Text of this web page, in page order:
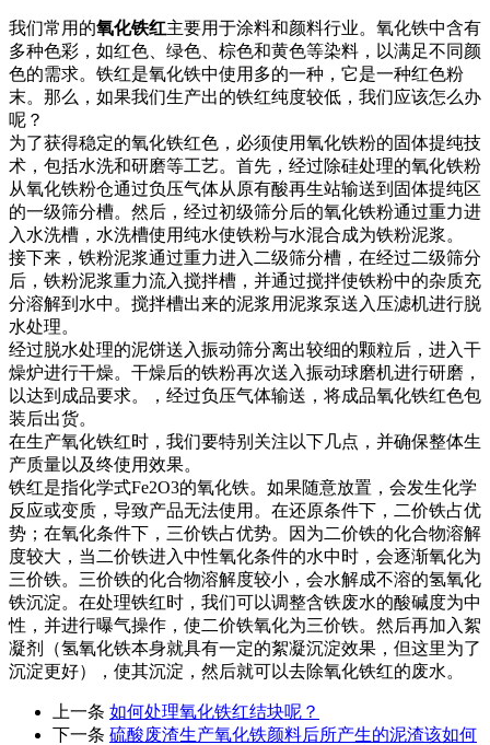
我们常用的氧化铁红主要用于涂料和颜料行业。氧化铁中含有
多种色彩，如红色、绿色、棕色和黄色等染料，以满足不同颜
色的需求。铁红是氧化铁中使用多的一种，它是一种红色粉
末。那么，如果我们生产出的铁红纯度较低，我们应该怎么办
呢？
为了获得稳定的氧化铁红色，必须使用氧化铁粉的固体提纯技
术，包括水洗和研磨等工艺。首先，经过除硅处理的氧化铁粉
从氧化铁粉仓通过负压气体从原有酸再生站输送到固体提纯区
的一级筛分槽。然后，经过初级筛分后的氧化铁粉通过重力进
入水洗槽，水洗槽使用纯水使铁粉与水混合成为铁粉泥浆。
接下来，铁粉泥浆通过重力进入二级筛分槽，在经过二级筛分
后，铁粉泥浆重力流入搅拌槽，并通过搅拌使铁粉中的杂质充
分溶解到水中。搅拌槽出来的泥浆用泥浆泵送入压滤机进行脱
水处理。
经过脱水处理的泥饼送入振动筛分离出较细的颗粒后，进入干
燥炉进行干燥。干燥后的铁粉再次送入振动球磨机进行研磨，
以达到成品要求。，经过负压气体输送，将成品氧化铁红色包
装后出货。
在生产氧化铁红时，我们要特别关注以下几点，并确保整体生
产质量以及终使用效果。
铁红是指化学式Fe2O3的氧化铁。如果随意放置，会发生化学
反应或变质，导致产品无法使用。在还原条件下，二价铁占优
势；在氧化条件下，三价铁占优势。因为二价铁的化合物溶解
度较大，当二价铁进入中性氧化条件的水中时，会逐渐氧化为
三价铁。三价铁的化合物溶解度较小，会水解成不溶的氢氧化
铁沉淀。在处理铁红时，我们可以调整含铁废水的酸碱度为中
性，并进行曝气操作，使二价铁氧化为三价铁。然后再加入絮
凝剂（氢氧化铁本身就具有一定的絮凝沉淀效果，但这里为了
沉淀更好），使其沉淀，然后就可以去除氧化铁红的废水。
上一条 如何处理氧化铁红结块呢？
下一条 硫酸废渣生产氧化铁颜料后所产生的泥渣该如何